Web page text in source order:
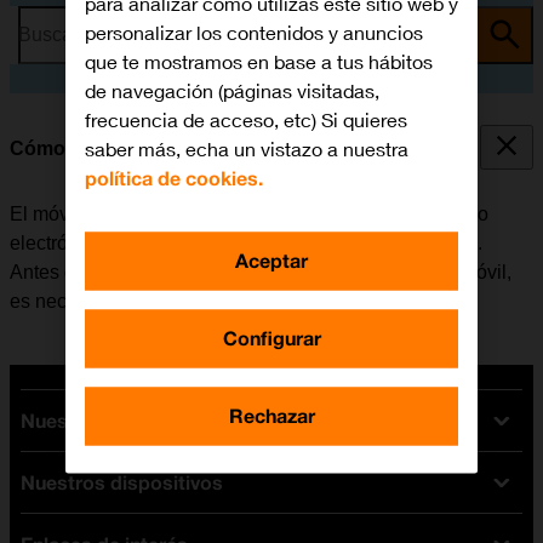
Busca por problema o tema
Cómo configurar el correo electrónico IMAP
El móvil se puede configurar para enviar y recibir correo
electrónico desde varias cuentas de correo electrónico.
Antes de configurar el correo electrónico IMAP en el móvil,
es necesario
Nuestras tarifas
Tarifas Orange
Tarifas fibra y móvil
Nuestros dispositivos
personalizar los contenidos y anuncios
que te mostramos en base a tus hábitos
de navegación (páginas visitadas,
frecuencia de acceso, etc) Si quieres
saber más, echa un vistazo a nuestra
política de cookies.
Configurar
Rechazar
Aceptar